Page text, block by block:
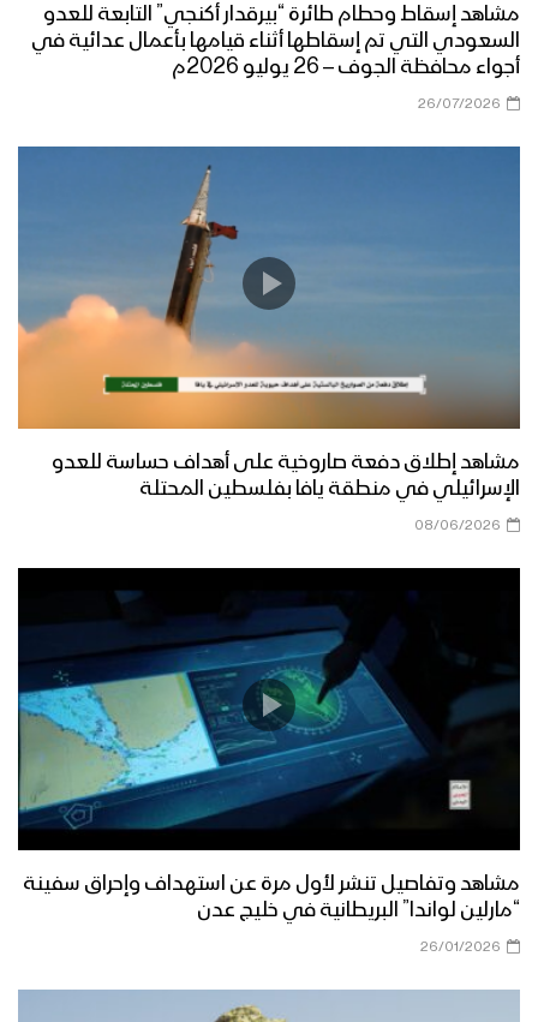
مشاهد إسقاط وحطام طائرة “بيرقدار أكنجي” التابعة للعدو
السعودي التي تم إسقاطها أثناء قيامها بأعمال عدائية في
أجواء محافظة الجوف – 26 يوليو 2026م
26/07/2026
مشاهد إطلاق دفعة صاروخية على أهداف حساسة للعدو
الإسرائيلي في منطقة يافا بفلسطين المحتلة
08/06/2026
مشاهد وتفاصيل تنشر لأول مرة عن استهداف وإحراق سفينة
“مارلين لواندا” البريطانية في خليج عدن
26/01/2026